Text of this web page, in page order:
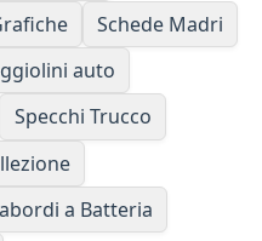
Schede Madri
auto
Specchi Trucco
a Batteria